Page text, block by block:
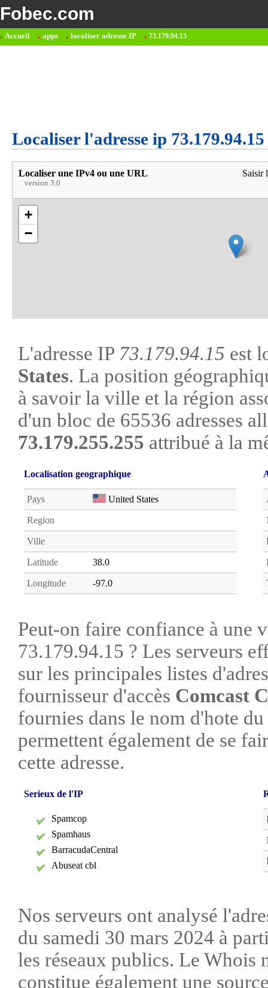
Fobec.com
Accueil apps localiser adresse IP 73.179.94.15
Localiser l'adresse ip 73.179.94.15
Localiser une IPv4 ou une URL
version 3.0
Saisir
+
−
L'adresse IP 73.179.94.15 est
States. La position
à savoir la ville et la région
d'un bloc de 65536 adresses
73.179.255.255 attribué à la
Localisation geographique
Pays United States
Region
Ville
Latitude 38.0
Longitude -97.0
Peut-on faire confiance à une
73.179.94.15 ? Les serveurs
sur les principales listes
fournisseur d'accès Comcast
fournies dans le nom d'hote
permettent également de se
cette adresse.
Serieux de l'IP
Spamcop
Spamhaus
BarracudaCentral
Abuseat cbl
Nos serveurs ont analysé
du samedi 30 mars 2024 à
les réseaux publics. Le Whois
constitue également une